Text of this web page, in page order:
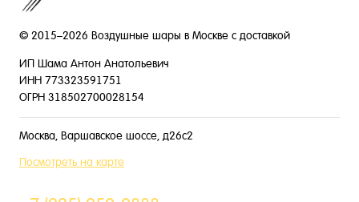
© 2015–2026 Воздушные шары в Москве с доставкой
ИП Шама Антон Анатольевич
ИНН 773323591751
ОГРН 318502700028154
Москва, Варшавское шоссе, д26с2
Посмотреть на карте